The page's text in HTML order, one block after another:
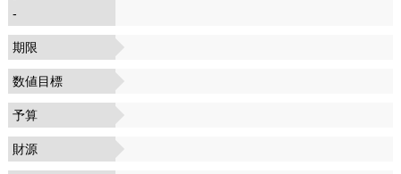
-
期限
数値目標
予算
財源